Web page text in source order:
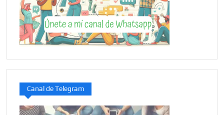
Canal de Telegram